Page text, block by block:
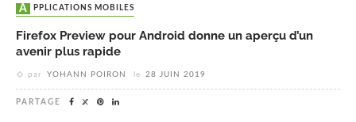
APPLICATIONS MOBILES
Firefox Preview pour Android donne un aperçu d’un
avenir plus rapide
par YOHANN POIRON le 28 JUIN 2019
PARTAGE